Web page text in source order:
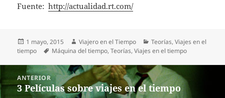
Fuente:http://actualidad.rt.com/
Publicado
el
1 mayo, 2015 Autor
Viajero en el Tiempo Categorías
Teorías,Viajes en el
tiempo
Etiquetas
Máquina del tiempo,Teorías,Viajes en el tiempo
Navegación
de
entradas
ANTERIOR
Entrada
3 Películas sobre viajes en el tiempo